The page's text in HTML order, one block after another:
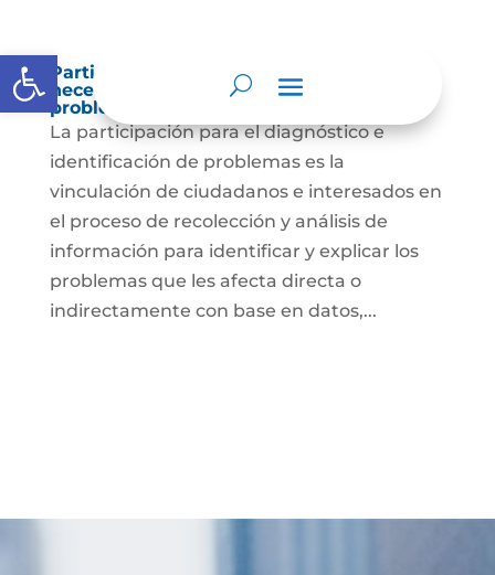
Abrir barra de herramientas
Participación para el diagnóstico de
necesidades e identificación de
problemas.
La participación para el diagnóstico e
identificación de problemas es la
vinculación de ciudadanos e interesados en
el proceso de recolección y análisis de
información para identificar y explicar los
problemas que les afecta directa o
indirectamente con base en datos,...